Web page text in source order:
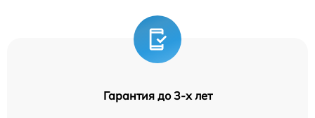
Гарантия до 3-х лет